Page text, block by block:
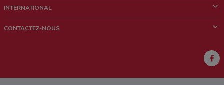
Contacts commerciaux et/ou marketing
INTERNATIONAL
CONTACTEZ-NOUS
Vous rencontrez un problème technique sur l’appli ou le site?